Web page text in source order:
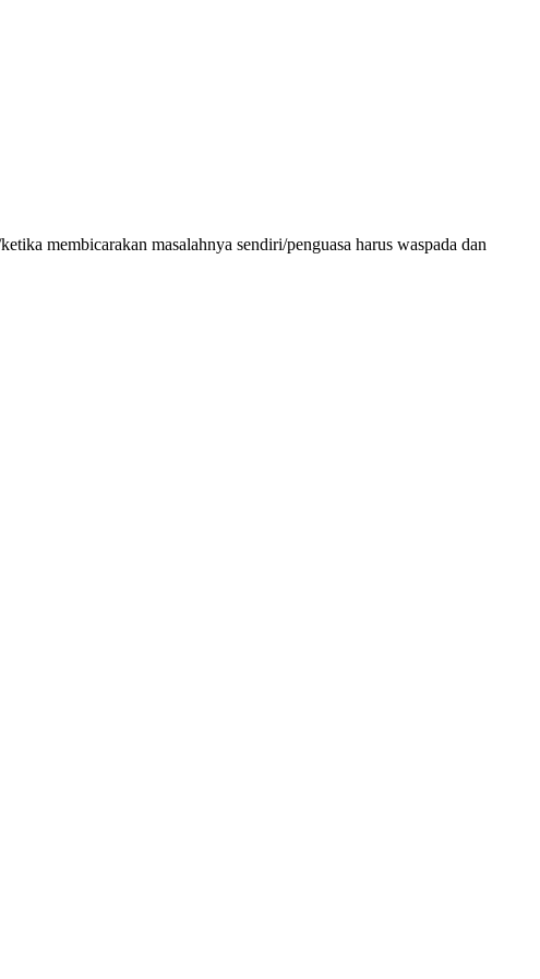
membicarakan masalahnya sendiri/penguasa harus waspada dan